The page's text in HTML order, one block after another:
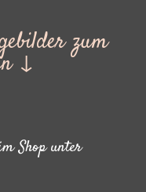
zum
↓
Shop unter